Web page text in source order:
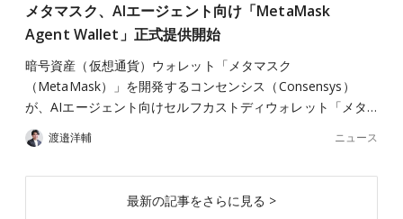
メタマスク、AIエージェント向け「MetaMask
Agent Wallet」正式提供開始
暗号資産（仮想通貨）ウォレット「メタマスク
（MetaMask）」を開発するコンセンシス（Consensys）
が、AIエージェント向けセルフカストディウォレット「メタ…
渡邉洋輔 ニュース
最新の記事をさらに見る >